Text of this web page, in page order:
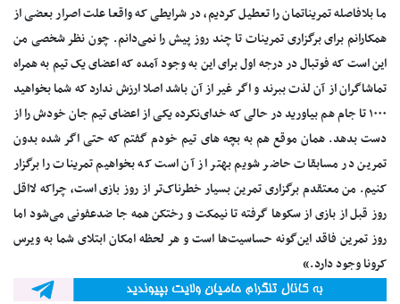
ما بلافاصله تمریناتمان را تعطیل کردیم، در شرایطی که واقعا علت اصرار بعضی از
همکارانم برای برگزاری تمرینات تا چند روز پیش را نمی‌دانم. چون نظر شخصی من
این است که فوتبال در درجه اول برای این به وجود آمده که اعضای یک تیم به همراه
تماشاگران از آن لذت ببرند و اگر غیر از آن باشد اصلا ارزش ندارد که شما بخواهید
۱۰۰۰ تا جام هم بیاورید در حالی که خدای‌نکرده یکی از اعضای تیم جان خودش را از
دست بدهد. همان موقع هم به بچه های تیم خودم گفتم که حتی اگر شده بدون
تمرین در مسابقات حاضر شویم بهتر از آن است که بخواهیم تمرینات را برگزار
کنیم. من معتقدم برگزاری تمرین بسیار خطرناک‌تر از روز بازی است، چراکه لااقل
روز قبل از بازی از سکوها گرفته تا نیمکت و رختکن همه جا ضدعفونی می‌شود اما
روز تمرین فاقد این‌گونه حساسیت‌ها است و هر لحظه امکان ابتلای شما به ویرس
کرونا وجود دارد.»